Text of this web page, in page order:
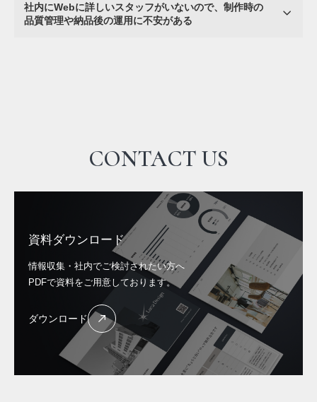
社内にWebに詳しいスタッフがいないので、制作時の
品質管理や納品後の運用に不安がある
CONTACT US
資料ダウンロード
情報収集・社内でご検討されたい方へ
PDFで資料をご用意しております。
ダウンロード